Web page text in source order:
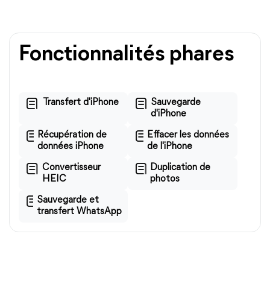
Fonctionnalités phares
Transfert d'iPhone
Sauvegarde
d'iPhone
Récupération de
données iPhone
Effacer les données
de l'iPhone
Convertisseur
HEIC
Duplication de
photos
Sauvegarde et
transfert WhatsApp